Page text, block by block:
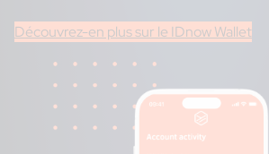
Découvrez-en plus sur le IDnow Wallet